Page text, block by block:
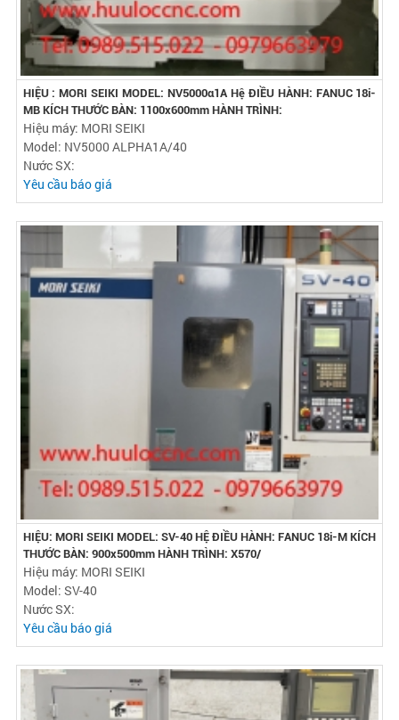
HIỆU : MORI SEIKI MODEL: NV5000α1A Hệ ĐIỀU HÀNH: FANUC 18i-
MB KÍCH THƯỚC BÀN: 1100x600mm HÀNH TRÌNH:
Hiệu máy: MORI SEIKI
Model: NV5000 ALPHA1A/40
Nước SX:
Yêu cầu báo giá
HIỆU: MORI SEIKI MODEL: SV-40 HỆ ĐIỀU HÀNH: FANUC 18i-M KÍCH
THƯỚC BÀN: 900x500mm HÀNH TRÌNH: X570/
Hiệu máy: MORI SEIKI
Model: SV-40
Nước SX:
Yêu cầu báo giá